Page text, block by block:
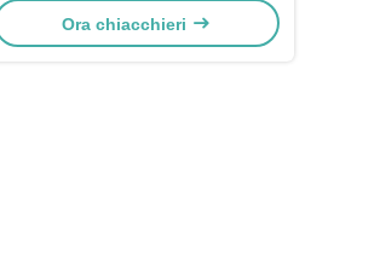
Ora chiacchieri